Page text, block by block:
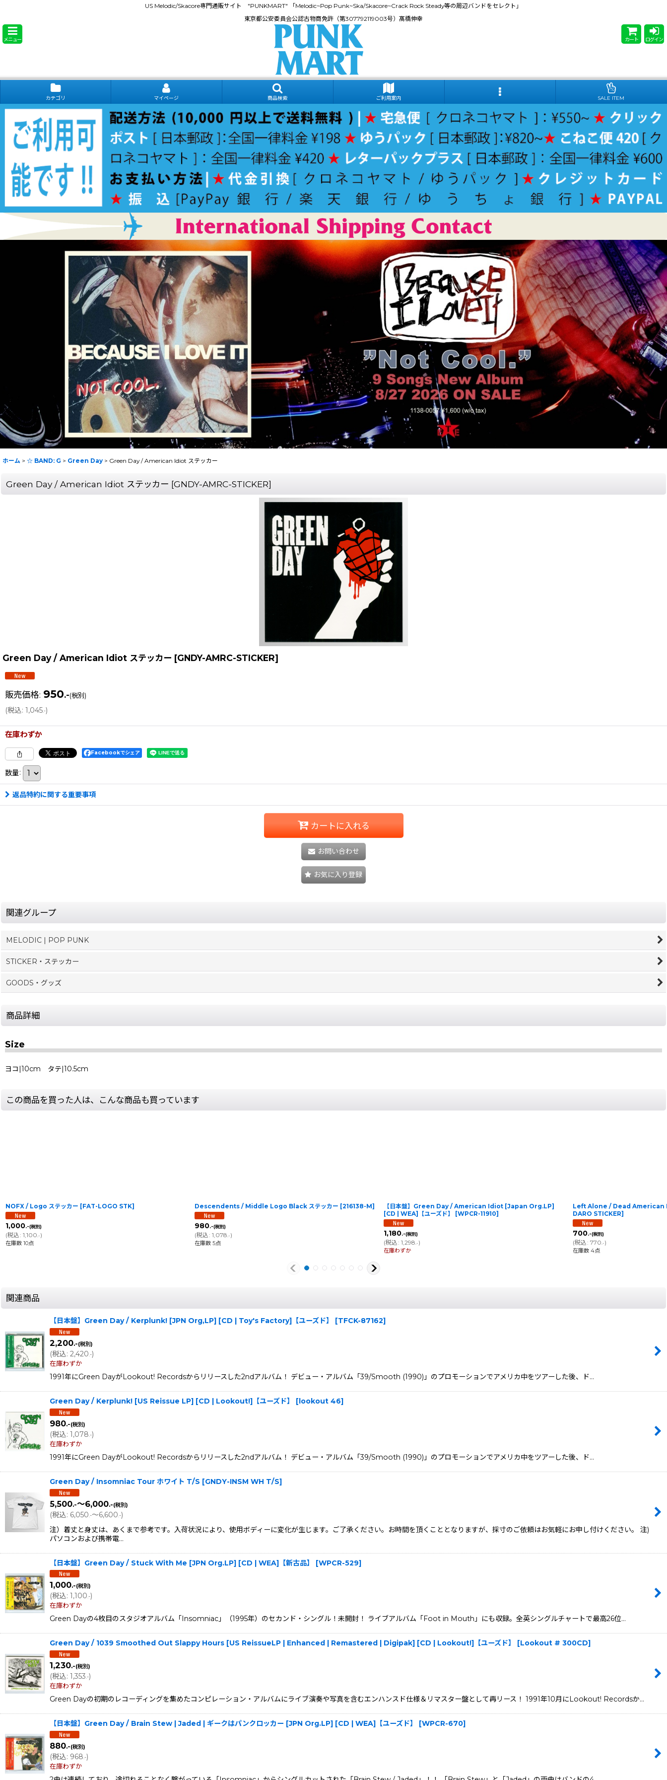
US Melodic/Skacore専門通販サイト "PUNKMART" 「Melodic~Pop Punk~Ska/Skacore~Crack Rock Steady等の周辺バンドをセレクト」
東京都公安委員会公認古物商免許（第307792119003号）髙橋伸幸
メニュー カート ログイン
カテゴリ マイページ 商品検索 ご利用案内 SALE ITEM
ホーム > ☆ BAND: G > Green Day > Green Day / American Idiot ステッカー
Green Day / American Idiot ステッカー [GNDY-AMRC-STICKER]
Green Day / American Idiot ステッカー [GNDY-AMRC-STICKER]
販売価格: 950.-(税別)
(税込: 1,045.-)
在庫わずか
Facebookでシェア
数量:
返品特約に関する重要事項
カートに入れる
お問い合わせ
お気に入り登録
関連グループ
MELODIC | POP PUNK
STICKER・ステッカー
GOODS・グッズ
商品詳細
Size
ヨコ|10cm タテ|10.5cm
この商品を買った人は、こんな商品も買っています
NOFX / Logo ステッカー [FAT-LOGO STK]
1,000.-(税別)
(税込: 1,100.-)
在庫数 10点
Descendents / Middle Logo Black ステッカー [216138-M]
980.-(税別)
(税込: 1,078.-)
在庫数 5点
【日本盤】Green Day / American Idiot [Japan Org.LP]
[CD | WEA]【ユーズド】
[WPCR-11910]
1,180.-(税別)
(税込: 1,298.-)
在庫わずか
Left Alone / Dead American
DARO STICKER]
700.-(税別)
(税込: 770.-)
在庫数 4点
関連商品
【日本盤】Green Day / Kerplunk! [JPN Org,LP] [CD | Toy's Factory]【ユーズド】 [TFCK-87162]
2,200.-(税別)
(税込: 2,420.-)
在庫わずか
1991年にGreen DayがLookout! Recordsからリリースした2ndアルバム！ デビュー・アルバム「39/Smooth (1990)」のプロモーションでアメリカ中をツアーした後、ド…
Green Day / Kerplunk! [US Reissue LP] [CD | Lookout!]【ユーズド】 [lookout 46]
980.-(税別)
(税込: 1,078.-)
在庫わずか
1991年にGreen DayがLookout! Recordsからリリースした2ndアルバム！ デビュー・アルバム「39/Smooth (1990)」のプロモーションでアメリカ中をツアーした後、ド…
Green Day / Insomniac Tour ホワイト T/S [GNDY-INSM WH T/S]
5,500.-～6,000.-(税別)
(税込: 6,050 .-～6,600 .-)
注）着丈と身丈は、あくまで参考です。入荷状況により、使用ボディーに変化が生じます。ご了承ください。お時間を頂くこととなりますが、採寸のご依頼はお気軽にお申し付けください。 注)
パソコンおよび携帯電…
【日本盤】Green Day / Stuck With Me [JPN Org.LP] [CD | WEA]【新古品】 [WPCR-529]
1,000.-(税別)
(税込: 1,100.-)
在庫わずか
Green Dayの4枚目のスタジオアルバム「Insomniac」（1995年）のセカンド・シングル！未開封！ ライブアルバム「Foot in Mouth」にも収録。全英シングルチャートで最高26位…
Green Day / 1039 Smoothed Out Slappy Hours [US ReissueLP | Enhanced | Remastered | Digipak] [CD | Lookout!]【ユーズド】 [Lookout # 300CD]
1,230.-(税別)
(税込: 1,353.-)
在庫わずか
Green Dayの初期のレコーディングを集めたコンピレーション・アルバムにライブ演奏や写真を含むエンハンスド仕様＆リマスター盤として再リース！ 1991年10月にLookout! Recordsか…
【日本盤】Green Day / Brain Stew | Jaded | ギークはパンクロッカー [JPN Org.LP] [CD | WEA]【ユーズド】 [WPCR-670]
880.-(税別)
(税込: 968.-)
在庫わずか